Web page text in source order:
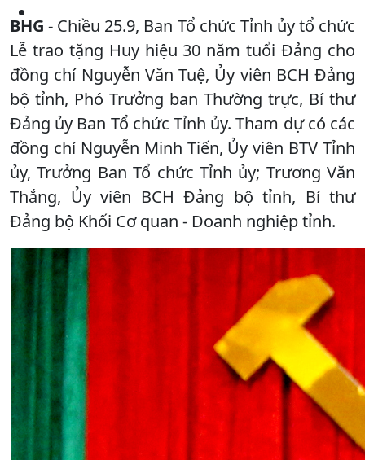
BHG - Chiều 25.9, Ban Tổ chức Tỉnh ủy tổ chức
Lễ trao tặng Huy hiệu 30 năm tuổi Đảng cho
đồng chí Nguyễn Văn Tuệ, Ủy viên BCH Đảng
bộ tỉnh, Phó Trưởng ban Thường trực, Bí thư
Đảng ủy Ban Tổ chức Tỉnh ủy. Tham dự có các
đồng chí Nguyễn Minh Tiến, Ủy viên BTV Tỉnh
ủy, Trưởng Ban Tổ chức Tỉnh ủy; Trương Văn
Thắng, Ủy viên BCH Đảng bộ tỉnh, Bí thư
Đảng bộ Khối Cơ quan - Doanh nghiệp tỉnh.